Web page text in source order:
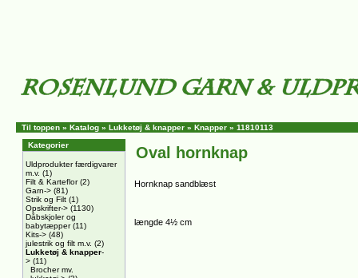
Til toppen » Katalog » Lukketøj & knapper » Knapper » 11810113
Kategorier
Uldprodukter færdigvarer
m.v. (1)
Filt & Karteflor(2)
Garn-> (81)
Strik og Filt (1)
Opskrifter-> (1130)
Dåbskjoler og
babytæpper(11)
Kits-> (48)
julestrik og filt m.v. (2)
Lukketøj & knapper-
> (11)
Brocher mv.
Oval hornknap
Hornknap sandblæst
længde 4½ cm